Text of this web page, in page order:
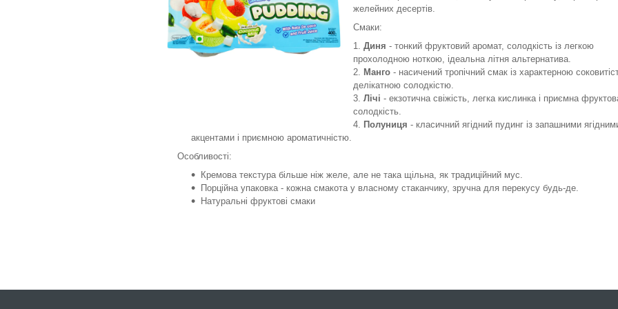
желейних десертів.
Смаки:
Диня - тонкий фруктовий аромат, солодкість із легкою
прохолодною ноткою, ідеальна літня альтернатива.
Манго - насичений тропічний смак із характерною
делікатною солодкістю.
Лічі - екзотична свіжість, легка кислинка і приємна
солодкість.
Полуниця - класичний ягідний пудинг із запашними
акцентами і приємною ароматичністю.
Особливості:
Кремова текстура більше ніж желе, але не така щільна, як традиційний мус.
Порційна упаковка - кожна смакота у власному стаканчику, зручна для перекусу будь-де.
Натуральні фруктові смаки